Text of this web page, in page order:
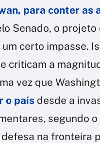
para conter as
Senado, o
certo impasse.
criticam a
vez que
o país desde a
segundo
na fronteira